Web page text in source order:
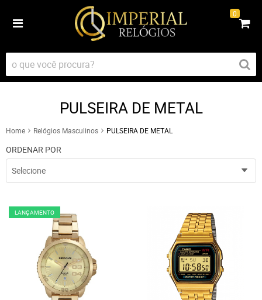
0
PULSEIRA DE METAL
Home Relógios Masculinos PULSEIRA DE METAL
ORDENAR POR
Selecione
LANÇAMENTO